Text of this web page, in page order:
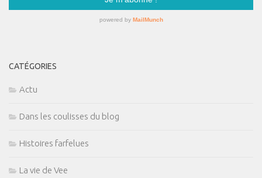
CATÉGORIES
Actu
Dans les coulisses du blog
Histoires farfelues
La vie de Vee